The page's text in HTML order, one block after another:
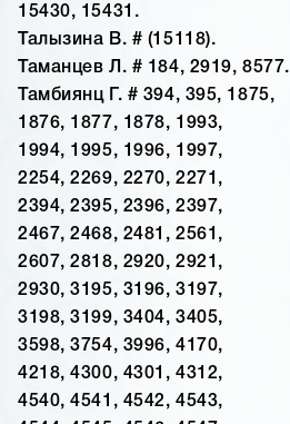
15430, 15431.
Талызина В. # (15118).
Таманцев Л. # 184, 2919, 8577.
Тамбиянц Г. # 394, 395, 1875,
1876, 1877, 1878, 1993,
1994, 1995, 1996, 1997,
2254, 2269, 2270, 2271,
2394, 2395, 2396, 2397,
2467, 2468, 2481, 2561,
2607, 2818, 2920, 2921,
2930, 3195, 3196, 3197,
3198, 3199, 3404, 3405,
3598, 3754, 3996, 4170,
4218, 4300, 4301, 4312,
4540, 4541, 4542, 4543,